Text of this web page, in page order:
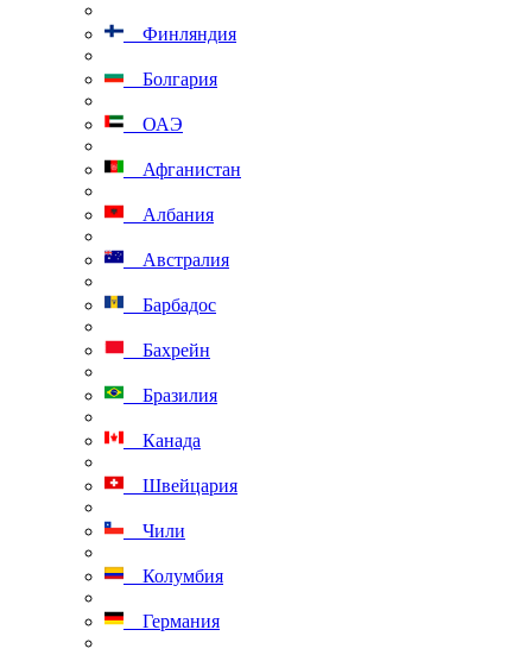
Финляндия
Болгария
ОАЭ
Афганистан
Албания
Австралия
Барбадос
Бахрейн
Бразилия
Канада
Швейцария
Чили
Колумбия
Германия